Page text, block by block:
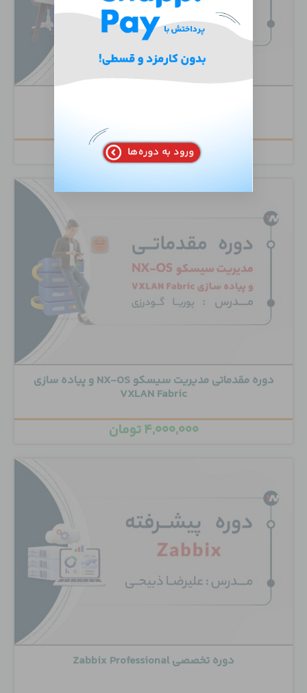
۲,۰۰۰,۰۰۰تومان
دوره مقدماتی مدیریت سیسکو NX-OS و پیاده سازی
VXLAN Fabric
۴,۰۰۰,۰۰۰تومان
دوره تخصصی Zabbix Professional